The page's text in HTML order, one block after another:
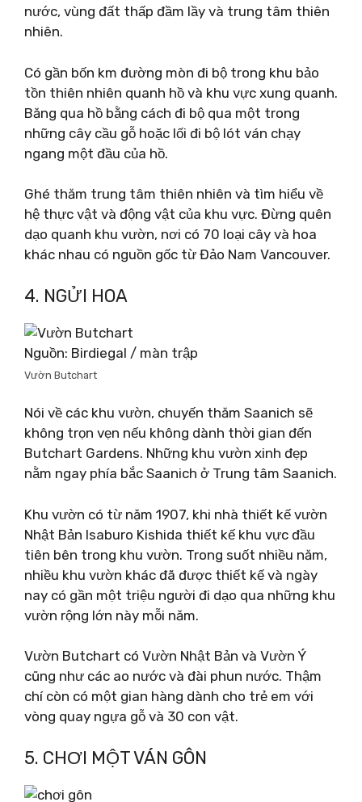
nước, vùng đất thấp đầm lầy và trung tâm thiên
nhiên.
Có gần bốn km đường mòn đi bộ trong khu bảo
tồn thiên nhiên quanh hồ và khu vực xung quanh.
Băng qua hồ bằng cách đi bộ qua một trong
những cây cầu gỗ hoặc lối đi bộ lót ván chạy
ngang một đầu của hồ.
Ghé thăm trung tâm thiên nhiên và tìm hiểu về
hệ thực vật và động vật của khu vực. Đừng quên
dạo quanh khu vườn, nơi có 70 loại cây và hoa
khác nhau có nguồn gốc từ Đảo Nam Vancouver.
4. NGỬI HOA
Nguồn: Birdiegal / màn trập
Vườn Butchart
Nói về các khu vườn, chuyến thăm Saanich sẽ
không trọn vẹn nếu không dành thời gian đến
Butchart Gardens. Những khu vườn xinh đẹp
nằm ngay phía bắc Saanich ở Trung tâm Saanich.
Khu vườn có từ năm 1907, khi nhà thiết kế vườn
Nhật Bản Isaburo Kishida thiết kế khu vực đầu
tiên bên trong khu vườn. Trong suốt nhiều năm,
nhiều khu vườn khác đã được thiết kế và ngày
nay có gần một triệu người đi dạo qua những khu
vườn rộng lớn này mỗi năm.
Vườn Butchart có Vườn Nhật Bản và Vườn Ý
cũng như các ao nước và đài phun nước. Thậm
chí còn có một gian hàng dành cho trẻ em với
vòng quay ngựa gỗ và 30 con vật.
5. CHƠI MỘT VÁN GÔN